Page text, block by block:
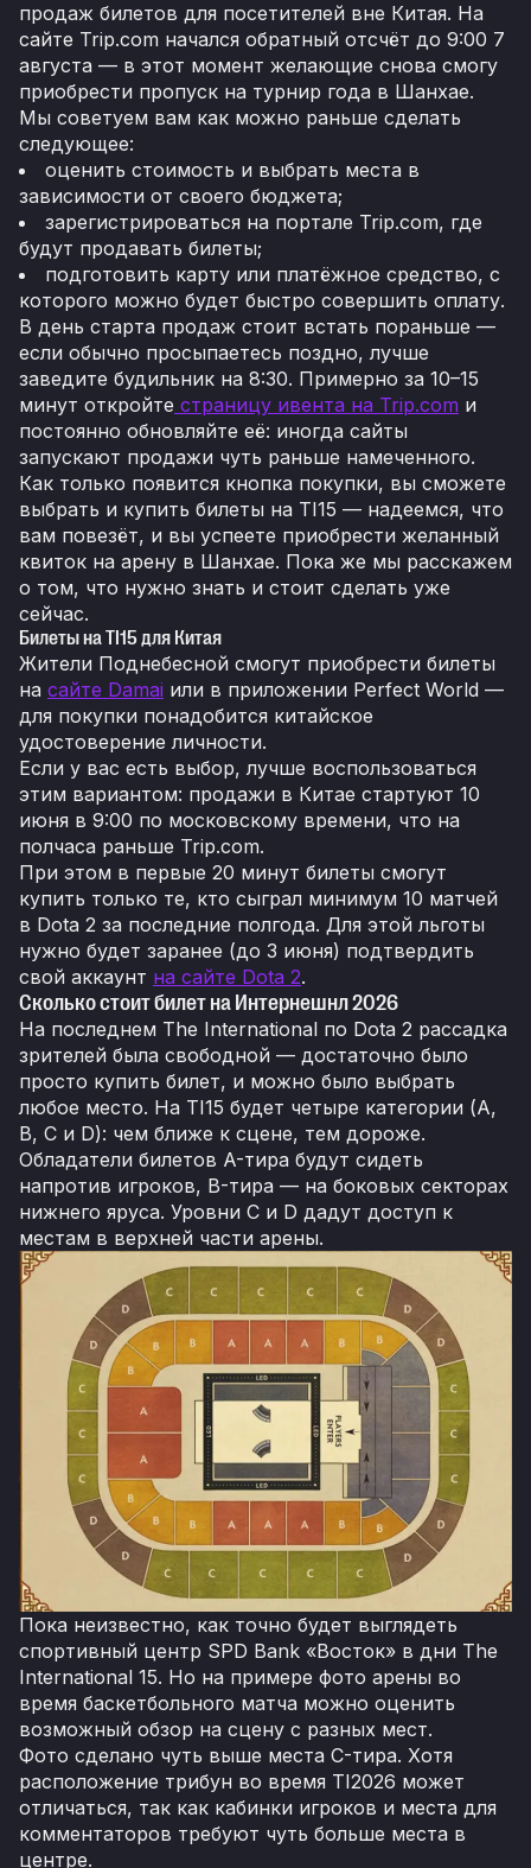
продаж билетов для посетителей вне Китая. На
сайте Trip.com начался обратный отсчёт до 9:00 7
августа — в этот момент желающие снова смогу
приобрести пропуск на турнир года в Шанхае.
Мы советуем вам как можно раньше сделать
следующее:
оценить стоимость и выбрать места в
зависимости от своего бюджета;
зарегистрироваться на портале Trip.com, где
будут продавать билеты;
подготовить карту или платёжное средство, с
которого можно будет быстро совершить оплату.
В день старта продаж стоит встать пораньше —
если обычно просыпаетесь поздно, лучше
заведите будильник на 8:30. Примерно за 10–15
минут откройте страницу ивента на Trip.com и
постоянно обновляйте её: иногда сайты
запускают продажи чуть раньше намеченного.
Как только появится кнопка покупки, вы сможете
выбрать и купить билеты на TI15 — надеемся, что
вам повезёт, и вы успеете приобрести желанный
квиток на арену в Шанхае. Пока же мы расскажем
о том, что нужно знать и стоит сделать уже
сейчас.
Билеты на TI15 для Китая
Жители Поднебесной смогут приобрести билеты
на сайте Damai или в приложении Perfect World —
для покупки понадобится китайское
удостоверение личности.
Если у вас есть выбор, лучше воспользоваться
этим вариантом: продажи в Китае стартуют 10
июня в 9:00 по московскому времени, что на
полчаса раньше Trip.com.
При этом в первые 20 минут билеты смогут
купить только те, кто сыграл минимум 10 матчей
в Dota 2 за последние полгода. Для этой льготы
нужно будет заранее (до 3 июня) подтвердить
свой аккаунт на сайте Dota 2.
Сколько стоит билет на Интернешнл 2026
На последнем The International по Dota 2 рассадка
зрителей была свободной — достаточно было
просто купить билет, и можно было выбрать
любое место. На TI15 будет четыре категории (A,
B, C и D): чем ближе к сцене, тем дороже.
Обладатели билетов A-тира будут сидеть
напротив игроков, B-тира — на боковых секторах
нижнего яруса. Уровни С и D дадут доступ к
местам в верхней части арены.
Пока неизвестно, как точно будет выглядеть
спортивный центр SPD Bank «Восток» в дни The
International 15. Но на примере фото арены во
время баскетбольного матча можно оценить
возможный обзор на сцену с разных мест.
Фото сделано чуть выше места C-тира. Хотя
расположение трибун во время TI2026 может
отличаться, так как кабинки игроков и места для
комментаторов требуют чуть больше места в
центре.